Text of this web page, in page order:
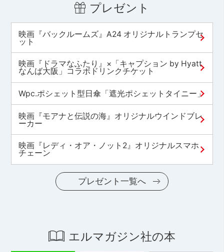
プレゼント
映画『バックルームズ』A24 オリジナルトランプセ
ット
映画『ドラマなふたり』×「キャプション by Hyatt
なんば大阪」コラボドリンクチケット
Wpc.ポシェット型日傘「遮光ポシェットタイニー」
映画『モアナと伝説の海』オリジナルウインドブレ
ーカー
映画『レディ・オア・ノット2』オリジナルスマホ
チェーン
プレゼント一覧へ
エルマガジン社の本